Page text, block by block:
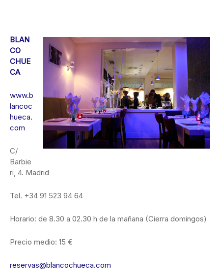
BLAN
CO
CHUE
CA
www.b
lancoc
hueca.
com
C/
Barbie
ri, 4. Madrid
Tel. +34 91 523 94 64
Horario: de 8.30 a 02.30 h de la mañana (Cierra domingos)
Precio medio: 15 €
reservas@blancochueca.com